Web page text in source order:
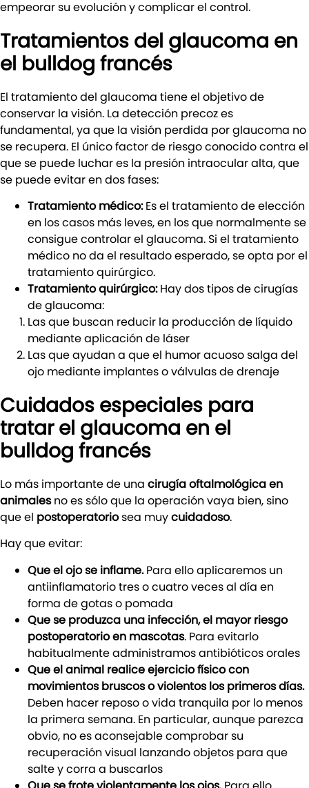
empeorar su evolución y complicar el control.
Tratamientos del glaucoma en
el bulldog francés
El tratamiento del glaucoma tiene el objetivo de
conservar la visión. La detección precoz es
fundamental, ya que la visión perdida por glaucoma no
se recupera. El único factor de riesgo conocido contra el
que se puede luchar es la presión intraocular alta, que
se puede evitar en dos fases:
Tratamiento médico:Es el tratamiento de elección
en los casos más leves, en los que normalmente se
consigue controlar el glaucoma. Si el tratamiento
médico no da el resultado esperado, se opta por el
tratamiento quirúrgico.
Tratamiento quirúrgico:Hay dos tipos de cirugías
de glaucoma:
Las que buscan reducir la producción de líquido
mediante aplicación de láser
Las que ayudan a que el humor acuoso salga del
ojo mediante implantes o válvulas de drenaje
Cuidados especiales para
tratar el glaucoma en el
bulldog francés
Lo más importante de una cirugía oftalmológica en
animalesno es sólo que la operación vaya bien, sino
que el postoperatoriosea muycuidadoso.
Hay que evitar:
Que el ojo se inflame.Para ello aplicaremos un
antiinflamatorio tres o cuatro veces al día en
forma de gotas o pomada
Que se produzca una infección, el mayor riesgo
postoperatorio en mascotas. Para evitarlo
habitualmente administramos antibióticos orales
Que el animal realice ejercicio físico con
movimientos bruscos o violentos los primeros días.
Deben hacer reposo o vida tranquila por lo menos
la primera semana. En particular, aunque parezca
obvio, no es aconsejable comprobar su
recuperación visual lanzando objetos para que
salte y corra a buscarlos